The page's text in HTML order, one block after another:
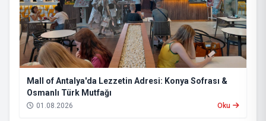
Mall of Antalya'da Lezzetin Adresi: Konya Sofrası &
Osmanlı Türk Mutfağı
01.08.2026 Oku